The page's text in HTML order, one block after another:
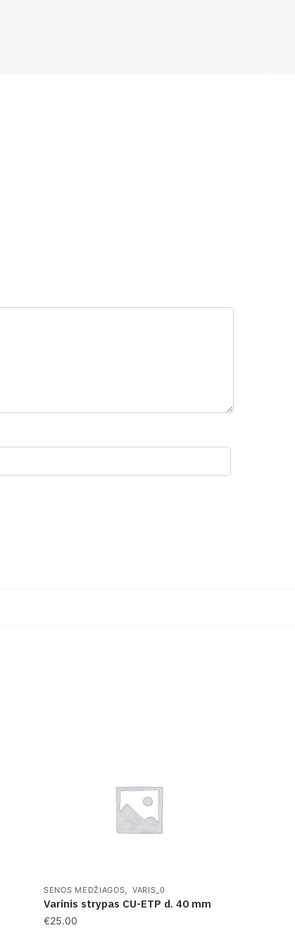
SENOS MEDŽIAGOS, VARIS_0
Varinis strypas CU-ETP d. 40 mm
€25.00